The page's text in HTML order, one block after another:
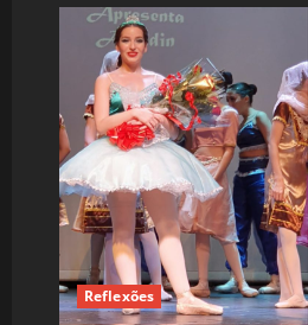
Esse
Só
Mais
Um
Texto
De
Alguém
Reclamando
Da
Quarentena
(Texto
de
Lua
Rocha)
Reflexões